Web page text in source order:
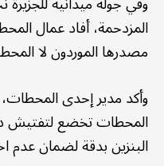
المزدحمة، أفاد عمال
مصدرها الموردون لا
وأكد مدير إحدى
المحطات تخضع لتفتيش
البنزين بدقة لضمان عدم